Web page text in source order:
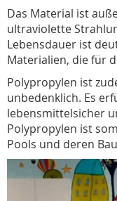
Das Material ist
ultraviolette
Lebensdauer ist
Materialien, die für
Polypropylen ist
unbedenklich. Es
lebensmittelsicher
Polypropylen ist
Pools und deren